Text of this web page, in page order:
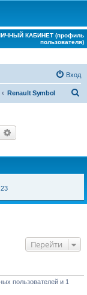
КАБИНЕТ (профиль
пользователя)
Вход
Renault Symbol
Поиск
Перейти
пользователей и 1